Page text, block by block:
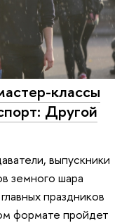
классы
Другой
выпускники
земного шара
праздников
формате пройдет